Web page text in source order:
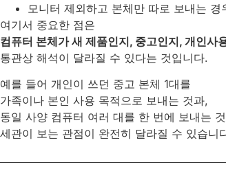
모니터 제외하고 본체만 따로 보내는 경
여기서 중요한 점은
컴퓨터 본체가 새 제품인지, 중고인지, 개인사
통관상 해석이 달라질 수 있다는 것입니다.
예를 들어 개인이 쓰던 중고 본체 1대를
가족이나 본인 사용 목적으로 보내는 것과,
동일 사양 컴퓨터 여러 대를 한 번에 보내는
세관이 보는 관점이 완전히 달라질 수 있습니